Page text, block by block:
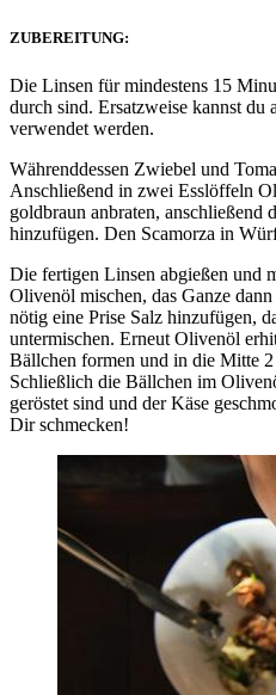
ZUBEREITUNG:
Die Linsen für mindestens 15
durch sind. Ersatzweise kannst du
verwendet werden.
Währenddessen Zwiebel und
Anschließend in zwei Esslöffeln
goldbraun anbraten, anschließend
hinzufügen. Den Scamorza in
Die fertigen Linsen abgießen und
Olivenöl mischen, das Ganze
nötig eine Prise Salz hinzufügen,
untermischen. Erneut Olivenöl
Bällchen formen und in die Mitte
Schließlich die Bällchen im
geröstet sind und der Käse
Dir schmecken!